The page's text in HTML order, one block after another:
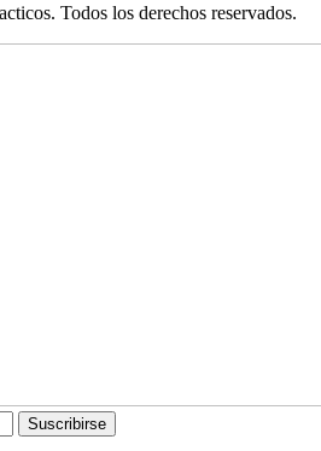
Todos los derechos reservados.
Suscribirse